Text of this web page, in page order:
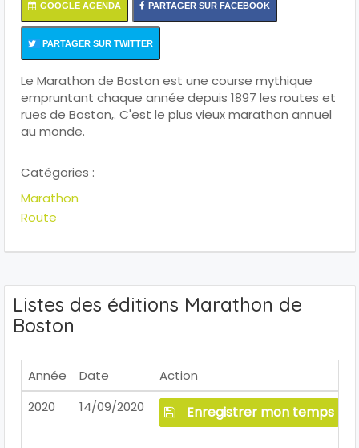
GOOGLE AGENDA PARTAGER SUR FACEBOOK
PARTAGER SUR TWITTER
Le Marathon de Boston est une course mythique
empruntant chaque année depuis 1897 les routes et
rues de Boston,. C'est le plus vieux marathon annuel
au monde.
Catégories :
Marathon
Route
Listes des éditions Marathon de
Boston
Année Date
Action
2020
14/09/2020 Enregistrer mon temps